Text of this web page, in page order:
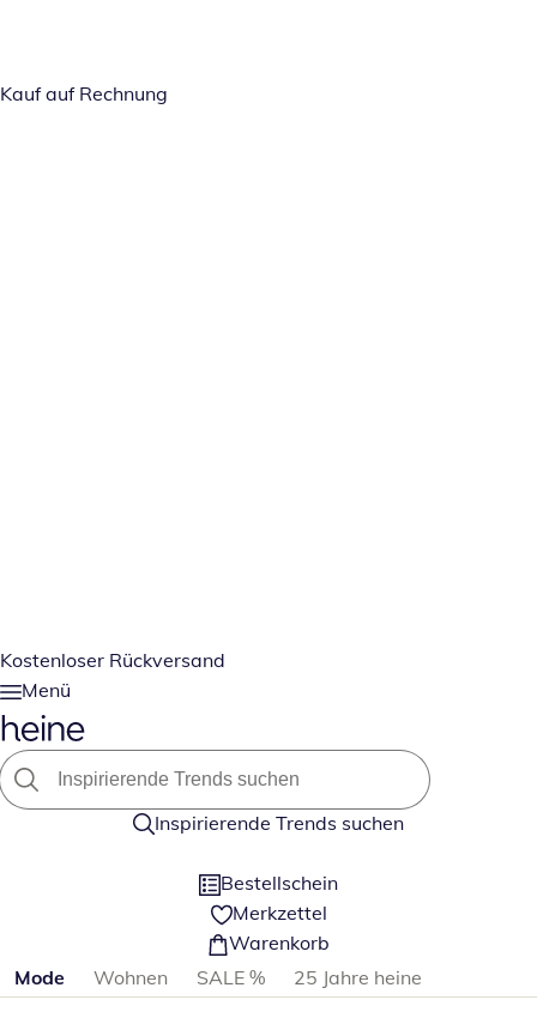
Kauf auf Rechnung
Kostenloser Rückversand
Menü
Inspirierende Trends suchen
Bestellschein
Merkzettel
Warenkorb
Produktkategorien überspringen
Mode Wohnen SALE %
25 Jahre heine